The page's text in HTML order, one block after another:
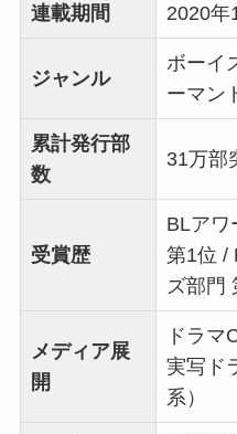
連載期間 2020年
ジャンル
ボーイ
ーマン
累計発行部
数
31万部
受賞歴
BLアワ
第1位 /
ズ部門
メディア展
開
ドラマ
実写ド
系）